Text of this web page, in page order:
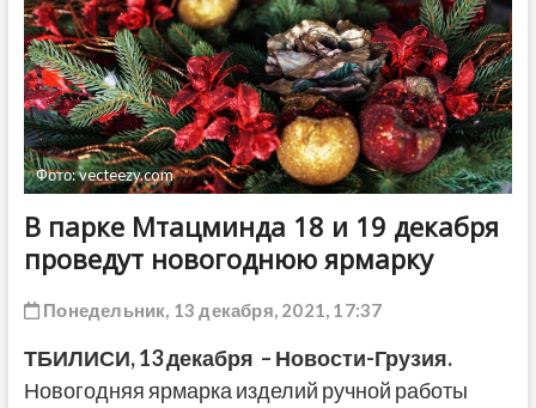
Фото: vecteezy.com
В парке Мтацминда 18 и 19 декабря
проведут новогоднюю ярмарку
Понедельник, 13 декабря, 2021, 17:37
ТБИЛИСИ,13 декабря – Новости-Грузия.
Новогодняя ярмарка изделий ручной работы